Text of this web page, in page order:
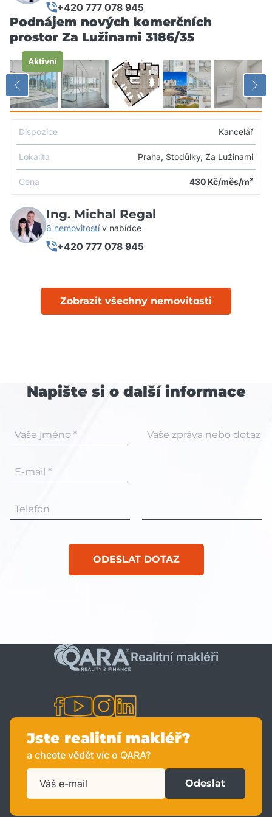
+420 777 078 945
Podnájem nových komerčních
prostor Za Lužinami 3186/35
Aktivní
Dispozice Kancelář
Lokalita Praha, Stodůlky, Za Lužinami
Cena 430 Kč/měs/m²
Ing. Michal Regal
6 nemovitostív nabídce
+420 777 078 945
Zobrazit všechny nemovitosti
Napište si o další informace
Vaše jméno *
E-mail *
Telefon
Vaše zpráva nebo dotaz
ODESLAT DOTAZ
Realitní makléři
Jste realitní makléř?
a chcete vědět víc o QARA?
Odeslat